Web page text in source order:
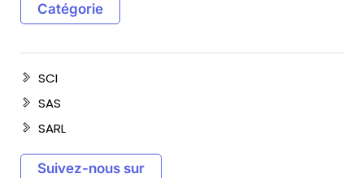
Catégorie
SCI
SAS
SARL
Suivez-nous sur